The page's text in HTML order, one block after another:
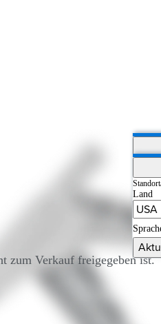
Land
zum Verkauf freigegeben ist.